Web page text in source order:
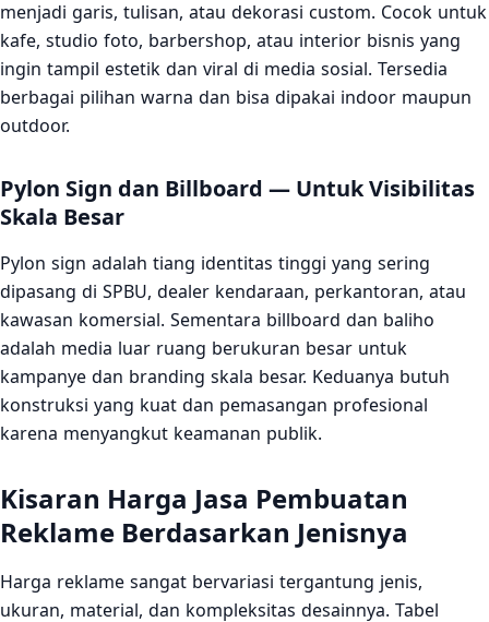
menjadi garis, tulisan, atau dekorasi custom. Cocok untuk
kafe, studio foto, barbershop, atau interior bisnis yang
ingin tampil estetik dan viral di media sosial. Tersedia
berbagai pilihan warna dan bisa dipakai indoor maupun
outdoor.
Pylon Sign dan Billboard — Untuk Visibilitas
Skala Besar
Pylon sign adalah tiang identitas tinggi yang sering
dipasang di SPBU, dealer kendaraan, perkantoran, atau
kawasan komersial. Sementara billboard dan baliho
adalah media luar ruang berukuran besar untuk
kampanye dan branding skala besar. Keduanya butuh
konstruksi yang kuat dan pemasangan profesional
karena menyangkut keamanan publik.
Kisaran Harga Jasa Pembuatan
Reklame Berdasarkan Jenisnya
Harga reklame sangat bervariasi tergantung jenis,
ukuran, material, dan kompleksitas desainnya. Tabel